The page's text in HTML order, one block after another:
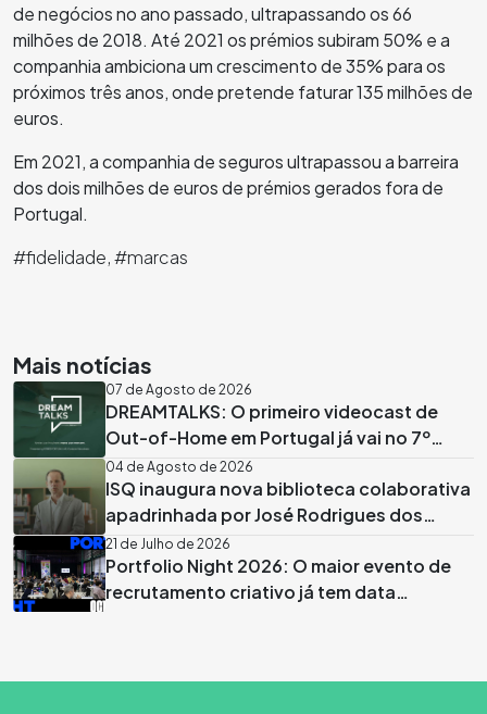
de negócios no ano passado, ultrapassando os 66
milhões de 2018. Até 2021 os prémios subiram 50% e a
companhia ambiciona um crescimento de 35% para os
próximos três anos, onde pretende faturar 135 milhões de
euros.
Em 2021, a companhia de seguros ultrapassou a barreira
dos dois milhões de euros de prémios gerados fora de
Portugal.
#fidelidade, #marcas
Mais notícias
07 de Agosto de 2026
DREAMTALKS: O primeiro videocast de
Out-of-Home em Portugal já vai no 7º
episódio
04 de Agosto de 2026
ISQ inaugura nova biblioteca colaborativa
apadrinhada por José Rodrigues dos
Santos
21 de Julho de 2026
Portfolio Night 2026: O maior evento de
recrutamento criativo já tem data